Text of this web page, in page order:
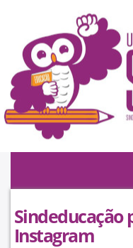
Sindeducação
Instagram